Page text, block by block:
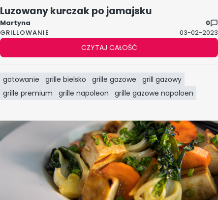
GRILLOWANIE 03-02-2023
Luzowany kurczak po jamajsku
CZYTAJ CAŁOŚĆ
Martyna 0
gotowanie grille bielsko grille gazowe
grill gazowy
grille premium
grille napoleon grille gazowe napoloen